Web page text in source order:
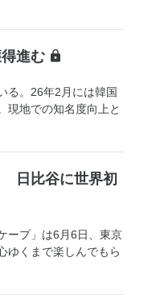
進む
る。26年2月には韓国
現地での知名度向上と
日比谷に世界初
ープ」は6月6日、東京
ゆくまで楽しんでもら